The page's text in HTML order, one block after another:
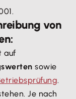
von
auf
sowie
.
Je nach